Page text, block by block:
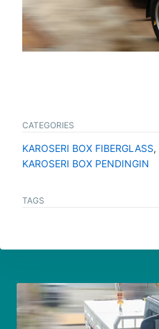
CATEGORIES
KAROSERI BOX FIBERGLASS,
KAROSERI BOX PENDINGIN
TAGS
Navigasi
pos